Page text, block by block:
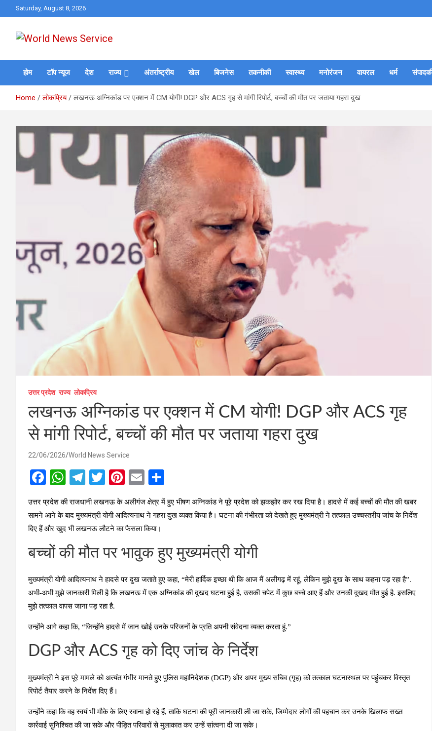
to
Saturday, August 8, 2026
World News Service
होम टॉप न्यूज देश राज्य अंतर्राष्ट्रीय खेल बिजनेस तकनीकी स्वास्थ्य मनोरंजन वायरल धर्म
Home लोकप्रिय लखनऊ अग्निकांड पर एक्शन में CM योगी! DGP और ACS गृह से मांगी रिपोर्ट, बच्चों की मौत पर जताया गहरा दुख
उत्तर प्रदेश राज्य लोकप्रिय
लखनऊ अग्निकांड पर एक्शन में CM योगी! DGP और ACS गृह
से मांगी रिपोर्ट, बच्चों की मौत पर जताया गहरा दुख
22/06/2026 World News Service
F
a
ce
b
o
o
k
W
h
at
s
A
p
p
T
el
e
gr
a
m
T
wi
tt
er
Pi
nt
er
es
E
m
ail
h
ar
e
उत्तर प्रदेश की राजधानी लखनऊ के अलीगंज क्षेत्र में हुए भीषण अग्निकांड ने पूरे प्रदेश को झकझोर कर रख दिया है। हादसे में कई बच्चों की मौत की खबर
सामने आने के बाद मुख्यमंत्री योगी आदित्यनाथ ने गहरा दुख व्यक्त किया है। घटना की गंभीरता को देखते हुए मुख्यमंत्री ने तत्काल उच्चस्तरीय जांच के निर्देश
दिए हैं और खुद भी लखनऊ लौटने का फैसला किया।
बच्चों की मौत पर भावुक हुए मुख्यमंत्री योगी
मुख्यमंत्री योगी आदित्यनाथ ने हादसे पर दुख जताते हुए कहा, “मेरी हार्दिक इच्छा थी कि आज मैं अलीगढ़ में रहूं, लेकिन मुझे दुख के साथ कहना पड़ रहा है”.
अभी-अभी मुझे जानकारी मिली है कि लखनऊ में एक अग्निकांड की दुखद घटना हुई है, उसकी चपेट में कुछ बच्चे आए हैं और उनकी दुखद मौत हुई है. इसलिए
मुझे तत्काल वापस जाना पड़ रहा है.
उन्होंने आगे कहा कि, “जिन्होंने हादसे में जान खोई उनके परिजनों के प्रति अपनी संवेदना व्यक्त करता हूं.”
DGP और ACS गृह को दिए जांच के निर्देश
मुख्यमंत्री ने इस पूरे मामले को अत्यंत गंभीर मानते हुए पुलिस महानिदेशक (DGP) और अपर मुख्य सचिव (गृह) को तत्काल घटनास्थल पर पहुंचकर विस्तृत
रिपोर्ट तैयार करने के निर्देश दिए हैं।
उन्होंने कहा कि वह स्वयं भी मौके के लिए रवाना हो रहे हैं, ताकि घटना की पूरी जानकारी ली जा सके, जिम्मेदार लोगों की पहचान कर उनके खिलाफ सख्त
कार्रवाई सुनिश्चित की जा सके और पीड़ित परिवारों से मुलाकात कर उन्हें सांत्वना दी जा सके।